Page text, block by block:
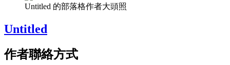
Untitled 的部落格作者大頭照
Untitled
作者聯絡方式